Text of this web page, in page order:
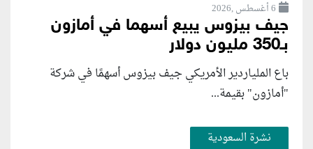
6 أغسطس ,2026
جيف بيزوس يبيع أسهما في أمازون
بـ350 مليون دولار
باع الملياردير الأمريكي جيف بيزوس أسهمًا في شركة
"أمازون" بقيمة...
نشرة السعودية